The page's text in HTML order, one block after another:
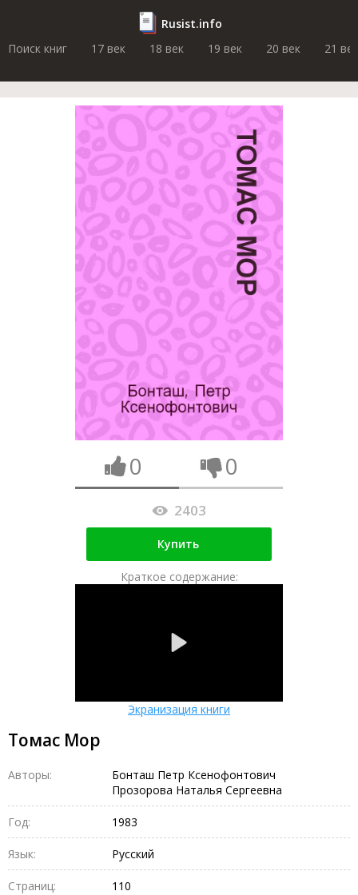
Rusist.info
Поиск книг
17 век 18 век 19 век 20 век 21 век
0 0
2403
Купить
Краткое содержание:
Экранизация книги
Томас Мор
Авторы:
Бонташ Петр Ксенофонтович
Прозорова Наталья Сергеевна
Год: 1983
Язык: Русский
Страниц: 110